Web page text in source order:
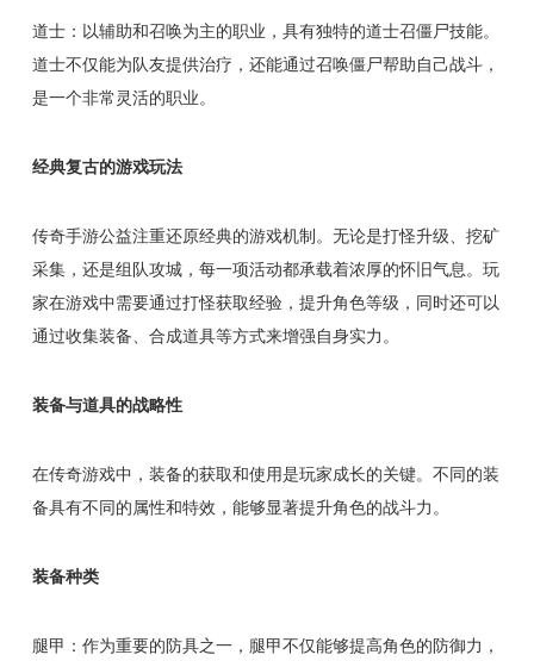
道士：以辅助和召唤为主的职业，具有独特的道士召僵尸技能。
道士不仅能为队友提供治疗，还能通过召唤僵尸帮助自己战斗，
是一个非常灵活的职业。
经典复古的游戏玩法
传奇手游公益注重还原经典的游戏机制。无论是打怪升级、挖矿
采集，还是组队攻城，每一项活动都承载着浓厚的怀旧气息。玩
家在游戏中需要通过打怪获取经验，提升角色等级，同时还可以
通过收集装备、合成道具等方式来增强自身实力。
装备与道具的战略性
在传奇游戏中，装备的获取和使用是玩家成长的关键。不同的装
备具有不同的属性和特效，能够显著提升角色的战斗力。
装备种类
腿甲：作为重要的防具之一，腿甲不仅能够提高角色的防御力，